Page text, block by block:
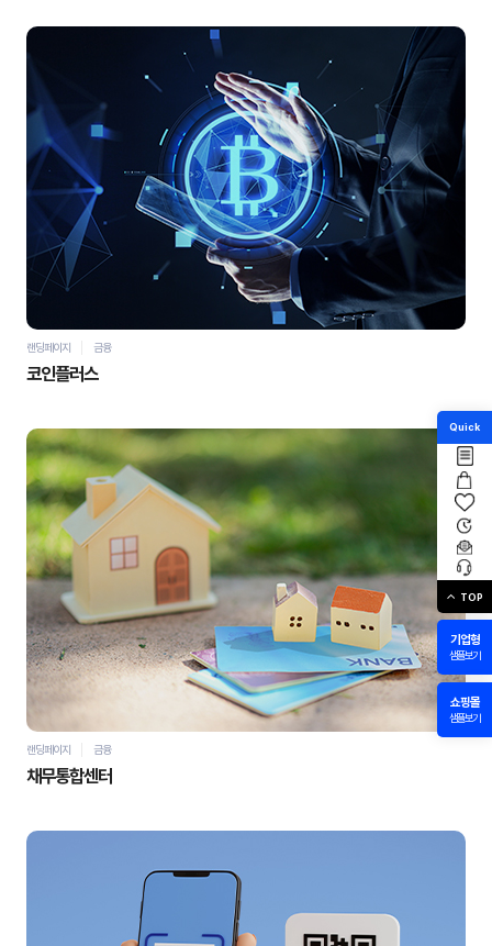
Quick
TOP
기업형
샘플보기
쇼핑몰
샘플보기
자세히 보기 바로가기
랜딩페이지 금융
코인플러스
자세히 보기 바로가기
랜딩페이지 금융
채무통합센터